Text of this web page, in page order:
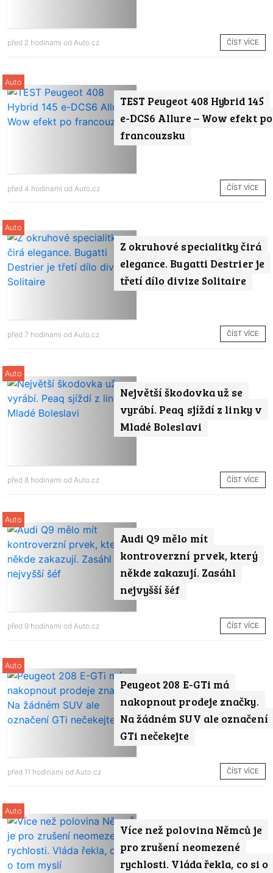
před 2 hodinami od Auto.cz ČÍST VÍCE
TEST Peugeot 408 Hybrid 145
e-DCS6 Allure – Wow efekt po
francouzsku
Auto
před 4 hodinami od Auto.cz ČÍST VÍCE
Z okruhové specialitky čirá
elegance. Bugatti Destrier je
třetí dílo divize Solitaire
Auto
před 7 hodinami od Auto.cz ČÍST VÍCE
Největší škodovka už se
vyrábí. Peaq sjíždí z linky v
Mladé Boleslavi
Auto
před 8 hodinami od Auto.cz ČÍST VÍCE
Audi Q9 mělo mít
kontroverzní prvek, který
někde zakazují. Zasáhl
nejvyšší šéf
Auto
před 9 hodinami od Auto.cz ČÍST VÍCE
Peugeot 208 E-GTi má
nakopnout prodeje značky.
Na žádném SUV ale označení
GTi nečekejte
Auto
před 11 hodinami od Auto.cz ČÍST VÍCE
Více než polovina Němců je
pro zrušení neomezené
rychlosti. Vláda řekla, co si o
Auto